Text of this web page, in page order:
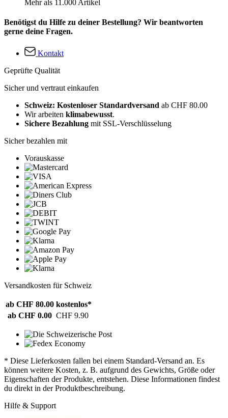
Mehr als 11.000 Artikel
Benötigst du Hilfe zu deiner Bestellung? Wir beantworten
gerne deine Fragen.
Kontakt
Geprüfte Qualität
Sicher und vertraut einkaufen
Schweiz: Kostenloser Standardversand ab CHF 80.00
Wir arbeiten klimabewusst.
Sichere Bezahlung mit SSL-Verschlüsselung
Sicher bezahlen mit
Vorauskasse
Versandkosten für Schweiz
ab CHF 80.00 kostenlos*
ab CHF 0.00 CHF 9.90
* Diese Lieferkosten fallen bei einem Standard-Versand an. Es
können weitere Kosten, z. B. aufgrund des Gewichts, Größe oder
Eigenschaften der Produkte, entstehen. Diese Informationen findest
du direkt in der Produktbeschreibung.
Hilfe & Support